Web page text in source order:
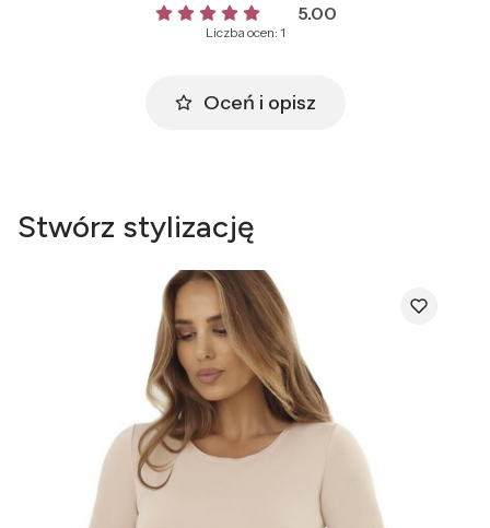
5.00
Liczba ocen: 1
Oceń i opisz
Stwórz stylizację